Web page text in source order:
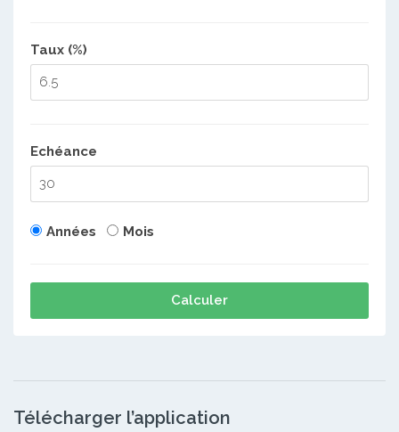
Taux (%)
Echéance
Années Mois
Calculer
Télécharger l’application